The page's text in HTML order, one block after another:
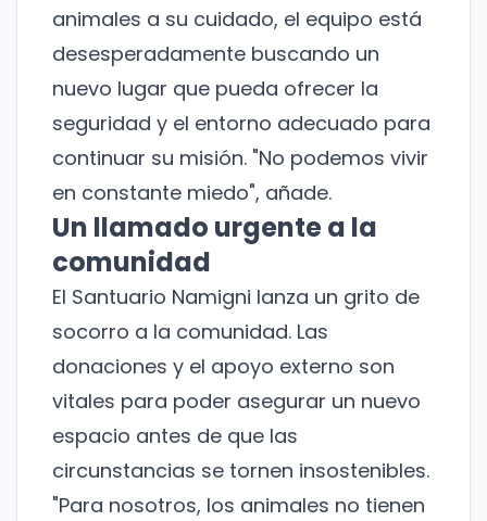
animales a su cuidado, el equipo está
desesperadamente buscando un
nuevo lugar que pueda ofrecer la
seguridad y el entorno adecuado para
continuar su misión. "No podemos vivir
en constante miedo", añade.
Un llamado urgente a la
comunidad
El Santuario Namigni lanza un grito de
socorro a la comunidad. Las
donaciones y el apoyo externo son
vitales para poder asegurar un nuevo
espacio antes de que las
circunstancias se tornen insostenibles.
"Para nosotros, los animales no tienen